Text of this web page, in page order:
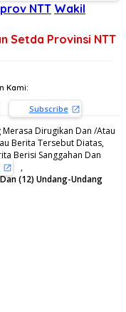
NTT Wakil
Setda Provinsi NTT
Kami:
Subscribe
Dirugikan Dan /Atau
Berita Tersebut Diatas,
Berisi Sanggahan Dan
,
(12) Undang-Undang